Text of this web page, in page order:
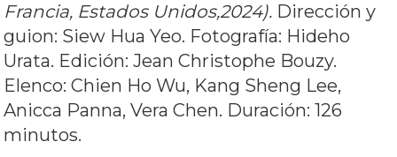
Francia, Estados Unidos,2024). Dirección y
guion: Siew Hua Yeo. Fotografía: Hideho
Urata. Edición: Jean Christophe Bouzy.
Elenco: Chien Ho Wu, Kang Sheng Lee,
Anicca Panna, Vera Chen. Duración: 126
minutos.